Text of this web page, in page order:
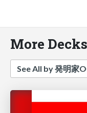
More
See All by 発明家